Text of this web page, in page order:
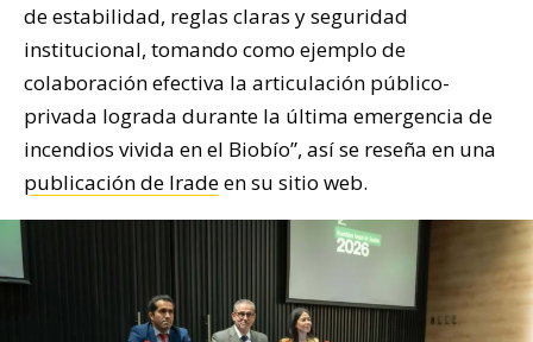
de estabilidad, reglas claras y seguridad
institucional, tomando como ejemplo de
colaboración efectiva la articulación público-
privada lograda durante la última emergencia de
incendios vivida en el Biobío”, así se reseña en una
publicación de Iradeen su sitio web.